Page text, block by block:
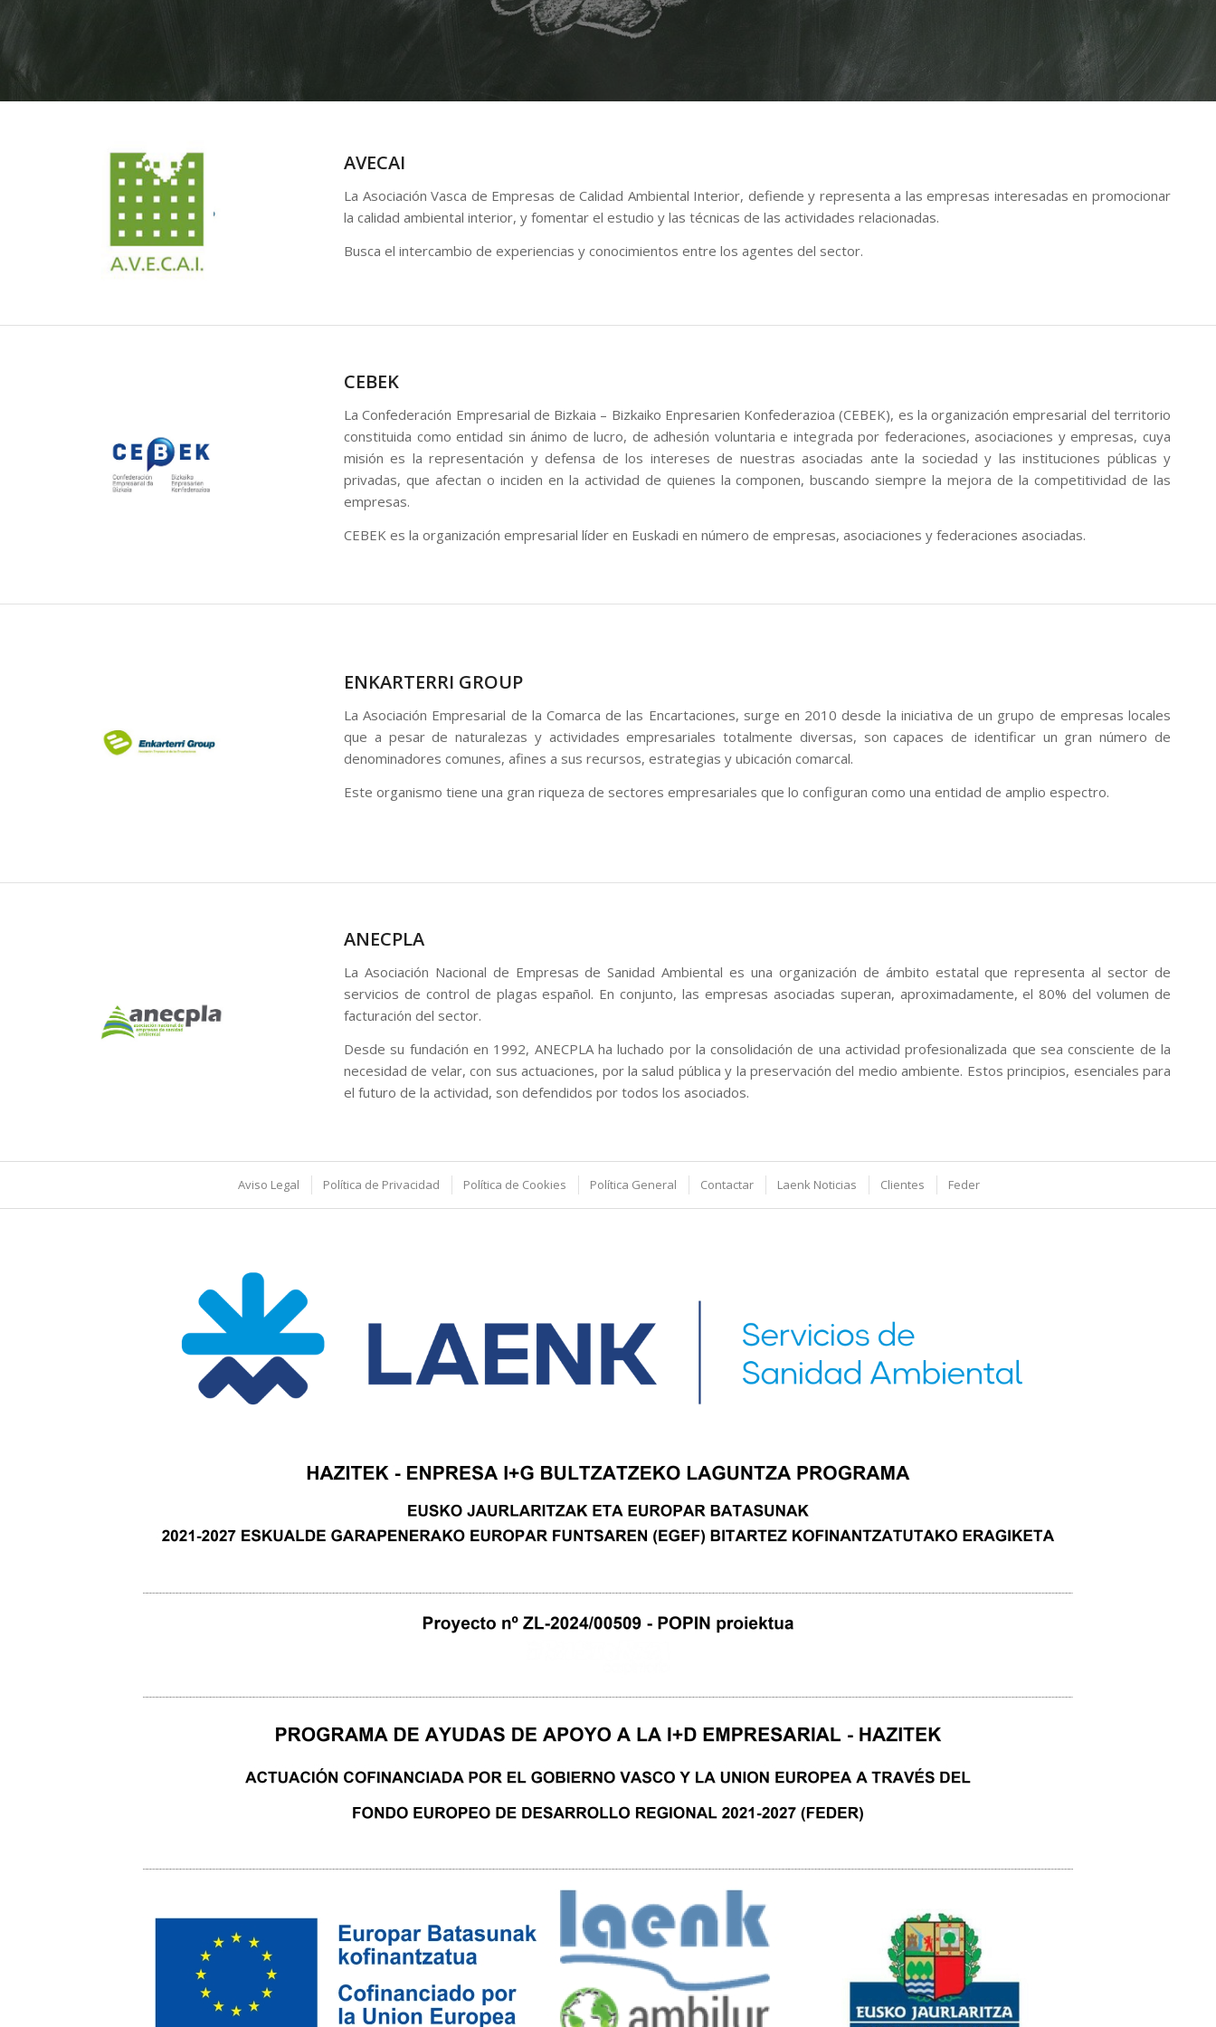
AVECAI
La Asociación Vasca de Empresas de Calidad Ambiental Interior, defiende y representa a las empresas interesadas en promocionar
la calidad ambiental interior, y fomentar el estudio y las técnicas de las actividades relacionadas.
Busca el intercambio de experiencias y conocimientos entre los agentes del sector.
CEBEK
La Confederación Empresarial de Bizkaia – Bizkaiko Enpresarien Konfederazioa (CEBEK), es la organización empresarial del territorio
constituida como entidad sin ánimo de lucro, de adhesión voluntaria e integrada por federaciones, asociaciones y empresas, cuya
misión es la representación y defensa de los intereses de nuestras asociadas ante la sociedad y las instituciones públicas y
privadas, que afectan o inciden en la actividad de quienes la componen, buscando siempre la mejora de la competitividad de las
empresas.
CEBEK es la organización empresarial líder en Euskadi en número de empresas, asociaciones y federaciones asociadas.
ENKARTERRI GROUP
La Asociación Empresarial de la Comarca de las Encartaciones, surge en 2010 desde la iniciativa de un grupo de empresas locales
que a pesar de naturalezas y actividades empresariales totalmente diversas, son capaces de identificar un gran número de
denominadores comunes, afines a sus recursos, estrategias y ubicación comarcal.
Este organismo tiene una gran riqueza de sectores empresariales que lo configuran como una entidad de amplio espectro.
ANECPLA
La Asociación Nacional de Empresas de Sanidad Ambiental es una organización de ámbito estatal que representa al sector de
servicios de control de plagas español. En conjunto, las empresas asociadas superan, aproximadamente, el 80% del volumen de
facturación del sector.
Desde su fundación en 1992, ANECPLA ha luchado por la consolidación de una actividad profesionalizada que sea consciente de la
necesidad de velar, con sus actuaciones, por la salud pública y la preservación del medio ambiente. Estos principios, esenciales para
el futuro de la actividad, son defendidos por todos los asociados.
Aviso Legal Política de Privacidad Política de Cookies Política General Contactar Laenk Noticias Clientes Feder